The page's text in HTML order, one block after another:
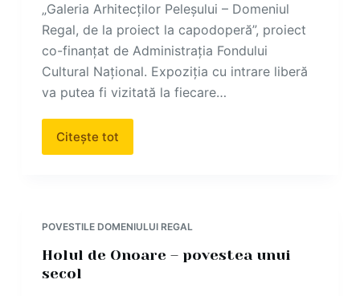
„Galeria Arhitecților Peleșului – Domeniul
Regal, de la proiect la capodoperă”, proiect
co-finanțat de Administrația Fondului
Cultural Național. Expoziția cu intrare liberă
va putea fi vizitată la fiecare…
Citește tot
POVESTILE DOMENIULUI REGAL
Holul de Onoare – povestea unui
secol